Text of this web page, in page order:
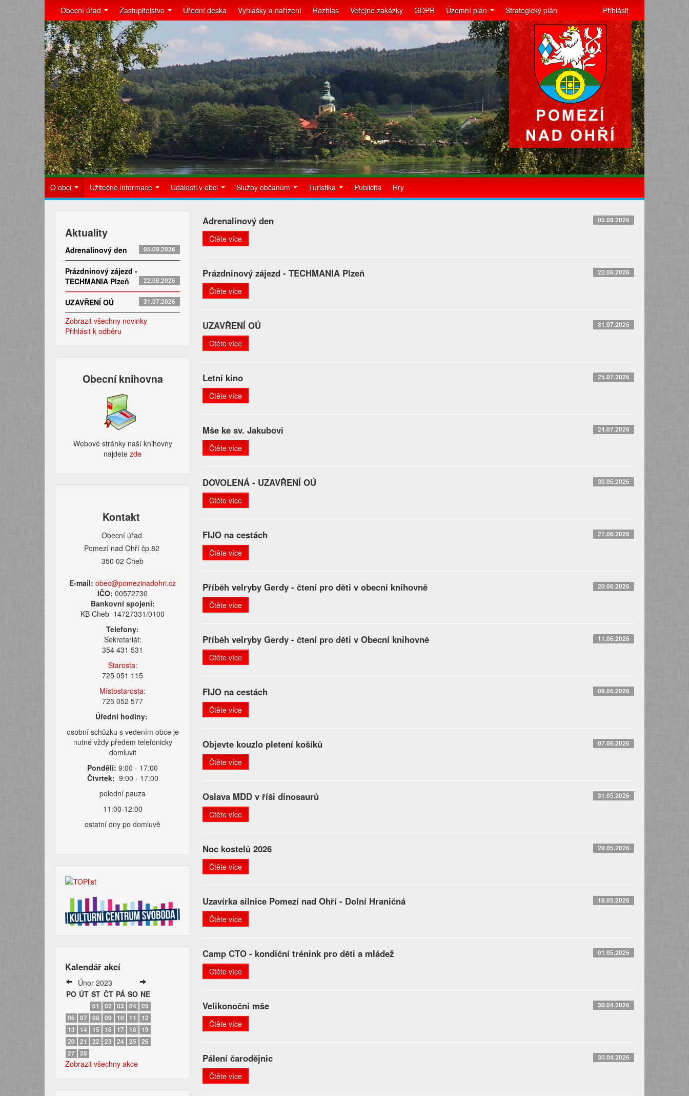
Obecní úřad Zastupitelstvo Úřední deska Vyhlášky a nařízení Rozhlas Veřejné zakázky GDPR Územní plán Strategický plán Přihlásit
O obci Užitečné informace Události v obci Služby občanům Turistika Publicita Hry
Aktuality
Adrenalinový den 05.09.2026
Prázdninový zájezd -
TECHMANIA Plzeň
22.08.2026
UZAVŘENÍ OÚ 31.07.2026
Zobrazit všechny novinky
Přihlásit k odběru
Obecní knihovna
Webové stránky naší knihovny
najdetezde​
Kontakt
Obecní úřad
Pomezí nad Ohří čp.82
350 02 Cheb
E-mail: obec@pomezinadohri.cz
IČO:00572730
Bankovní spojení:
KB Cheb 14727331/0100
Telefony:
Sekretariát:
354 431 531
Starosta:
725 051 115
Místostarosta:
725 052 577
Úřední hodiny:
osobní schůzku s vedením obce je
nutné vždy předem telefonicky
domluvit
Pondělí: 9:00 - 17:00
Čtvrtek: 9:00 - 17:00
polední pauza
11:00-12:00
ostatní dny po domluvě
Kalendář akcí
Únor 2023
PO ÚT ST ČT PÁ SO NE
01 02 03 04
05
06
07 08 09 10 11
12
13
14 15 16 17 18
19
20
21 22 23 24 25
26
27 28
Zobrazit všechny akce
Adrenalinový den 05.09.2026
Čtěte více
Prázdninový zájezd - TECHMANIA Plzeň 22.08.2026
Čtěte více
UZAVŘENÍ OÚ 31.07.2026
Čtěte více
Letní kino 25.07.2026
Čtěte více
Mše ke sv. Jakubovi 24.07.2026
Čtěte více
DOVOLENÁ - UZAVŘENÍ OÚ 30.06.2026
Čtěte více
FIJO na cestách 27.06.2026
Čtěte více
Příběh velryby Gerdy - čtení pro děti v obecní knihovně 20.06.2026
Čtěte více
Příběh velryby Gerdy - čtení pro děti v Obecní knihovně 11.06.2026
Čtěte více
FIJO na cestách 08.06.2026
Čtěte více
Objevte kouzlo pletení košíků 07.06.2026
Čtěte více
Oslava MDD v říši dinosaurů 31.05.2026
Čtěte více
Noc kostelů 2026 29.05.2026
Čtěte více
Uzavírka silnice Pomezí nad Ohří - Dolní Hraničná 18.05.2026
Čtěte více
Camp CTO - kondiční trénink pro děti a mládež 01.05.2026
Čtěte více
Velikonoční mše 30.04.2026
Čtěte více
Pálení čarodějnic 30.04.2026
Čtěte více